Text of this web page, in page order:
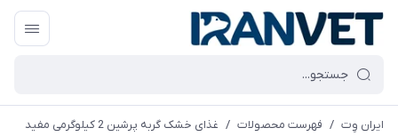
ایران وِت / فهرست محصولات / غذای خشک گربه پرشین 2 کیلوگرمی مفید